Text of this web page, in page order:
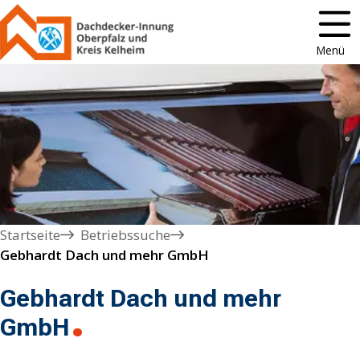
Menü
Startseite
Betriebssuche
Gebhardt Dach und mehr GmbH
Gebhardt Dach und mehr
GmbH